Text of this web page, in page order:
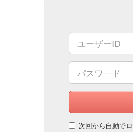
次回から自動で